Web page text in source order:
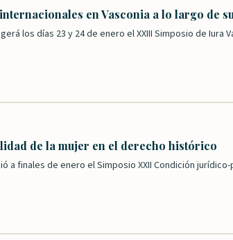
en Vasconia a lo largo de
los días 23 y 24 de enero el XXIII Simposio de Iura
de la mujer en el derecho histórico
a finales de enero el Simposio XXII Condición